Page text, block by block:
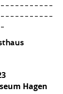
m Hagen